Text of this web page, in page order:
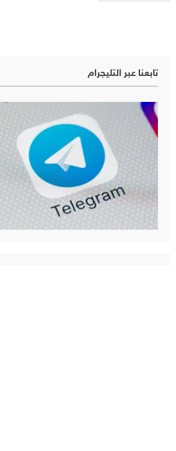
تابعنا عبر التليجرام